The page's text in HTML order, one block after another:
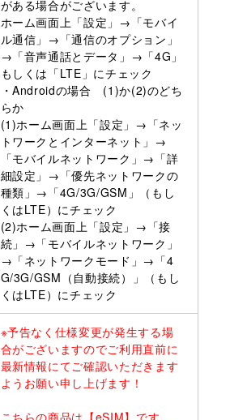
がある場合がございます。
ホーム画面上「設定」→「モバイ
ル通信」→「通信のオプション」
→「音声通話とデータ」→「4G」
もしくは「LTE」にチェック
・Androidの場合 (1)か(2)のどち
らか
(1)ホーム画面上「設定」→「ネッ
トワークとインターネット」→
「モバイルネットワーク」→「詳
細設定」→「優先ネットワークの
種類」→「4G/3G/GSM」（もし
くはLTE）にチェック
(2)ホーム画面上「設定」→「接
続」→「モバイルネットワーク」
→「ネットワークモード」→「4
G/3G/GSM（自動接続）」（もし
くはLTE）にチェック
※予告なく仕様変更が発生する場
合がございますのでご利用直前に
最新情報にてご確認いただきます
ようお願い申し上げます！
こちらの商品は【eSIM】です。